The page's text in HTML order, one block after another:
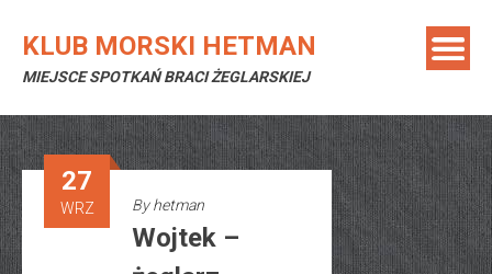
KLUB MORSKI HETMAN
MIEJSCE SPOTKAŃ BRACI ŻEGLARSKIEJ
27
WRZ Byhetman
Wojtek –